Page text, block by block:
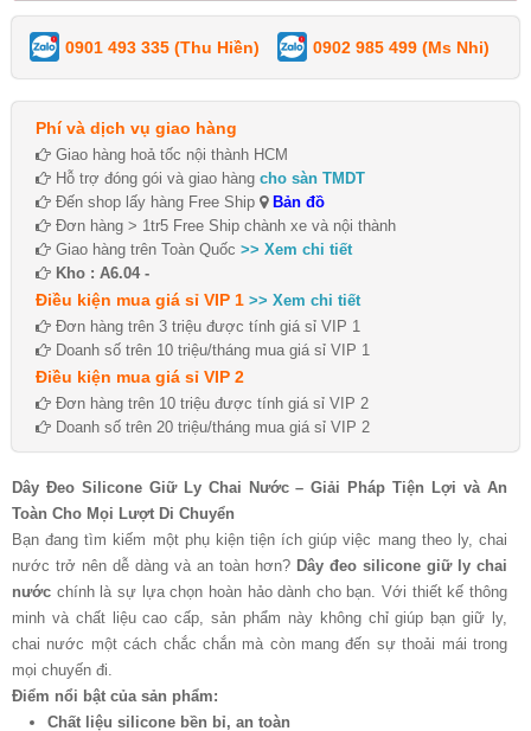
0901 493 335 (Thu Hiền) 0902 985 499 (Ms Nhi)
Phí và dịch vụ giao hàng
Giao hàng hoả tốc nội thành HCM
Hỗ trợ đóng gói và giao hàng cho sàn TMDT
Đến shop lấy hàng Free Ship
Bản đồ
Đơn hàng > 1tr5 Free Ship chành xe và nội thành
Giao hàng trên Toàn Quốc >> Xem chi tiết
Kho : A6.04 -
Điều kiện mua giá sỉ VIP 1 >> Xem chi tiết
Đơn hàng trên 3 triệu được tính giá sỉ VIP 1
Doanh số trên 10 triệu/tháng mua giá sỉ VIP 1
Điều kiện mua giá sỉ VIP 2
Đơn hàng trên 10 triệu được tính giá sỉ VIP 2
Doanh số trên 20 triệu/tháng mua giá sỉ VIP 2
Dây Đeo Silicone Giữ Ly Chai Nước – Giải Pháp Tiện Lợi và An
Toàn Cho Mọi Lượt Di Chuyển
Bạn đang tìm kiếm một phụ kiện tiện ích giúp việc mang theo ly, chai
nước trở nên dễ dàng và an toàn hơn? Dây đeo silicone giữ ly chai
nước chính là sự lựa chọn hoàn hảo dành cho bạn. Với thiết kế thông
minh và chất liệu cao cấp, sản phẩm này không chỉ giúp bạn giữ ly,
chai nước một cách chắc chắn mà còn mang đến sự thoải mái trong
mọi chuyến đi.
Điểm nổi bật của sản phẩm:
Chất liệu silicone bền bỉ, an toàn